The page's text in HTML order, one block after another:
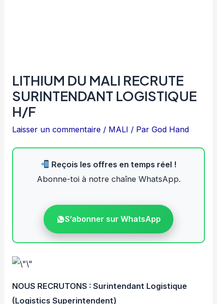
LITHIUM DU MALI RECRUTE
SURINTENDANT LOGISTIQUE
H/F
Laisser un commentaire / MALI / ParGod Hand
Reçois les offres en temps réel !
Abonne-toi à notre chaîne WhatsApp.
S’abonner sur WhatsApp
NOUS RECRUTONS : Surintendant Logistique
(Logistics Superintendent)